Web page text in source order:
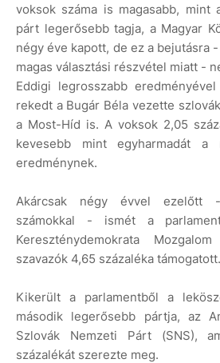
voksok száma is magasabb, mint
párt legerősebb tagja, a Magyar
négy éve kapott, de ez a bejutásra
magas választási részvétel miatt -
Eddigi legrosszabb
rekedt a Bugár Béla vezette
a Most-Híd is. A voksok 2,05
kevesebb mint egyharmadát a
eredménynek.
Akárcsak négy évvel ezelőtt
számokkal - ismét a
Kereszténydemokrata
szavazók 4,65 százaléka támogatott.
Kikerült a parlamentből a
második legerősebb pártja, az
Szlovák Nemzeti Párt (SNS),
százalékát szerezte meg.